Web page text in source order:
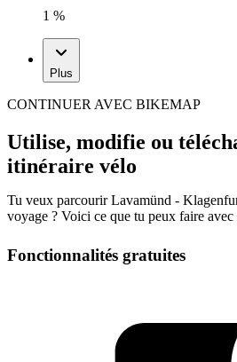
1 %
Plus
CONTINUER AVEC BIKEMAP
Utilise, modifie ou
itinéraire vélo
Tu veux parcourir Lavamünd -
voyage ? Voici ce que tu peux faire
Fonctionnalités gratuites